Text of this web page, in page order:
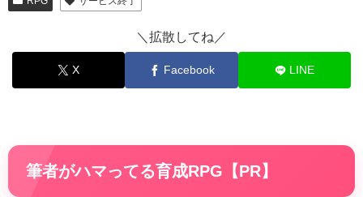
＼拡散してね／
X Facebook LINE
筆者がハマってる育成RPG【PR】